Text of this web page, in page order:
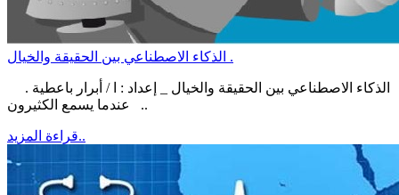
الذكاء الاصطناعي بين الحقيقة والخيال .
الذكاء الاصطناعي بين الحقيقة والخيال _ إعداد : ا / أبرار باعطية .
عندما يسمع الكثيرون ..
قراءة المزيد..